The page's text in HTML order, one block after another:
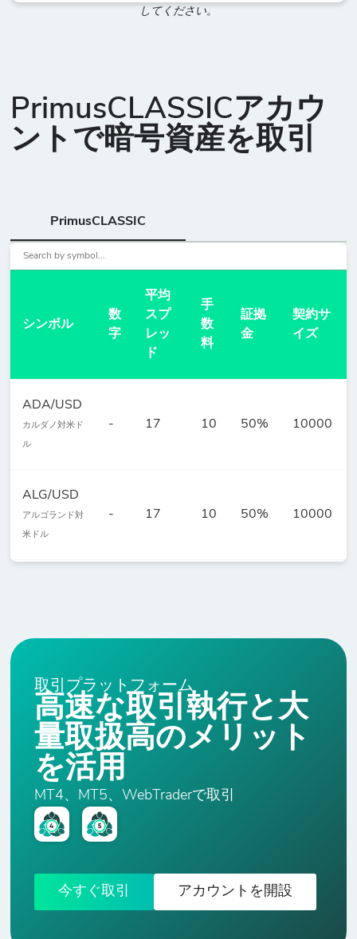
してください。
PrimusCLASSICアカウ
ントで暗号資産を取引
PrimusCLASSIC
シンボル
数
字
平均
スプ
レッ
ド
手
数
料
証拠
金
契約サ
イズ
ADA/USD
カルダノ対米ド
ル
- 17 10 50% 10000
ALG/USD
アルゴランド対
米ドル
- 17 10 50% 10000
AVE/USD
アーベ対米ドル
- 154
AVX/USD
アバランチ対米 -
AXS/USD
フィニティ対米
取引プラットフォーム
高速な取引執行と大
量取扱高のメリット
を活用
MT4、MT5、WebTraderで取引
今すぐ取引 アカウントを開設